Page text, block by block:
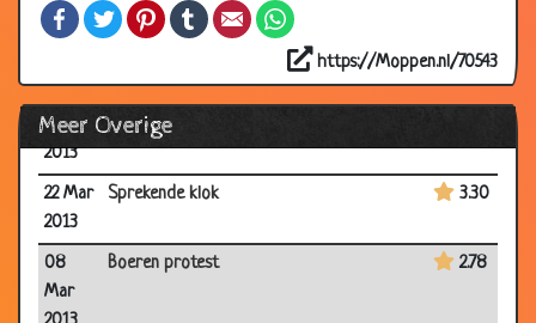
FacebookTwitterPinterestTumblrEmail
https://Moppen.nl/70543
Meer Overige
2013
2013
3.12
22 Mar
2013
Vervroegde vrijlating
22 Mar
2013
Sprekende klok 3.30
08
Mar
Boeren protest 2.78